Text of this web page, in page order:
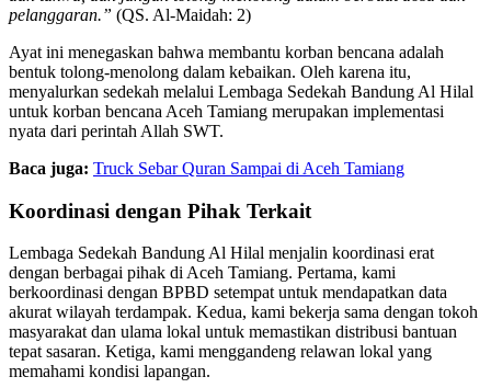
pelanggaran.” (QS. Al-Maidah: 2)
Ayat ini menegaskan bahwa membantu korban bencana adalah
bentuk tolong-menolong dalam kebaikan. Oleh karena itu,
menyalurkan sedekah melalui Lembaga Sedekah Bandung Al Hilal
untuk korban bencana Aceh Tamiang merupakan implementasi
nyata dari perintah Allah SWT.
Baca juga: Truck Sebar Quran Sampai di Aceh Tamiang
Koordinasi dengan Pihak Terkait
Lembaga Sedekah Bandung Al Hilal menjalin koordinasi erat
dengan berbagai pihak di Aceh Tamiang. Pertama, kami
berkoordinasi dengan BPBD setempat untuk mendapatkan data
akurat wilayah terdampak. Kedua, kami bekerja sama dengan tokoh
masyarakat dan ulama lokal untuk memastikan distribusi bantuan
tepat sasaran. Ketiga, kami menggandeng relawan lokal yang
memahami kondisi lapangan.